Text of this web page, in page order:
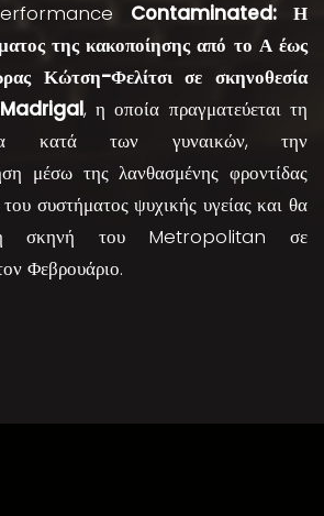
Contaminated: Η
της κακοποίησης από το Α έως
Κώτση-Φελίτσι σε σκηνοθεσία
, η οποία πραγματεύεται τη
κατά των γυναικών, την
μέσω της λανθασμένης φροντίδας
συστήματος ψυχικής υγείας και θα
σκηνή του Metropolitan σε
Φεβρουάριο.